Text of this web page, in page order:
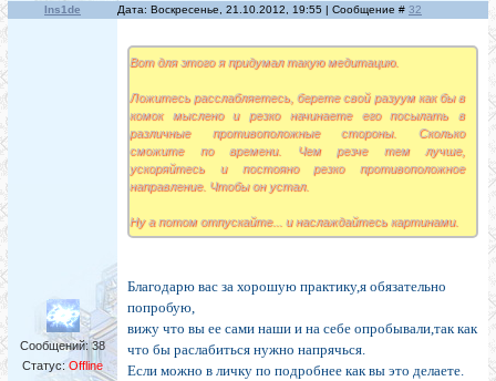
Ins1de Дата: Воскресенье, 21.10.2012, 19:55 | Сообщение # 32
Сообщений:38
Статус:Offline
Вот для этого я придумал такую медитацию.
Ложитесь расслабляетесь, берете свой разуум как бы в
комок мыслено и резко начинаете его посылать в
различные противоположные стороны. Сколько
сможите по времени. Чем резче тем лучше,
ускоряйтесь и постояно резко противоположное
направление. Чтобы он устал.
Ну а потом отпускайте... и наслаждайтесь картинами.
Благодарю вас за хорошую практику,я обязательно
попробую,
вижу что вы ее сами наши и на себе опробывали,так как
что бы раслабиться нужно напрячься.
Если можно в личку по подробнее как вы это делаете.